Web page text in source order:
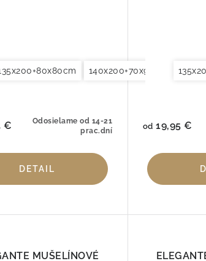
140x200+70x90cm
Odosielame od 14-21
prac.dní
€
DETAIL
od 19,95 €
MUŠELÍNOVÉ